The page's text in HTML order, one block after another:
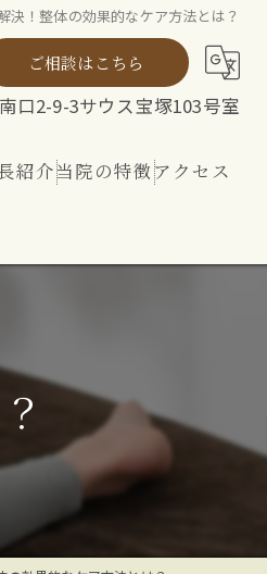
決！整体の効果的なケア方法とは？
ご相談はこちら
口2-9-3サウス宝塚103号室
紹介当院の特徴アクセス